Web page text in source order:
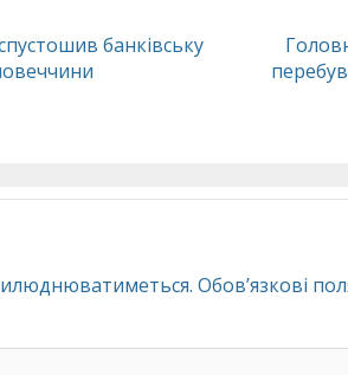
банківську
Обов’язкові